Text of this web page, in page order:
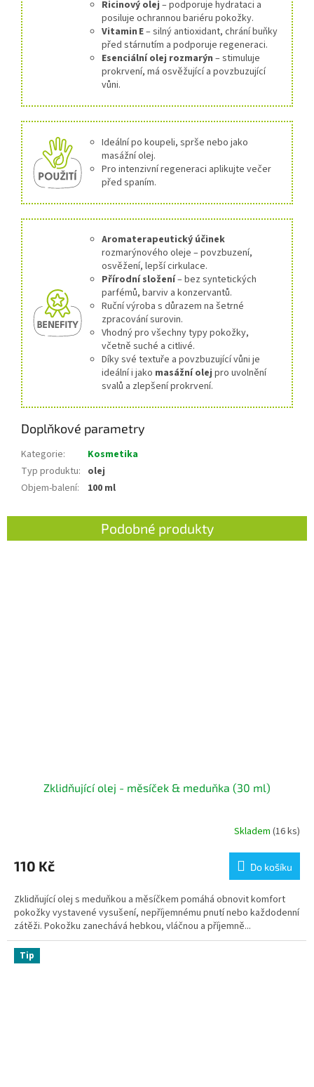
Ricinový olej – podporuje hydrataci a
posiluje ochrannou bariéru pokožky.
Vitamin E– silný antioxidant, chrání buňky
před stárnutím a podporuje regeneraci.
Esenciální olej rozmarýn – stimuluje
prokrvení, má osvěžující a povzbuzující
vůni.
Ideální po koupeli, sprše nebo jako
masážní olej.
Pro intenzivní regeneraci aplikujte večer
před spaním.
Aromaterapeutický účinek
rozmarýnového oleje – povzbuzení,
osvěžení, lepší cirkulace.
Přírodní složení– bez syntetických
parfémů, barviv a konzervantů.
Ruční výroba s důrazem na šetrné
zpracování surovin.
Vhodný pro všechny typy pokožky,
včetně suché a citlivé.
Díky své textuře a povzbuzující vůni je
ideální i jako masážní olej pro uvolnění
svalů a zlepšení prokrvení.
Doplňkové parametry
Kategorie:
Kosmetika
Typ produktu: olej
Objem-balení: 100 ml
Zklidňující olej - měsíček & meduňka (30 ml)
Skladem (16 ks)
110 Kč Do košíku
Zklidňující olej s meduňkou a měsíčkem pomáhá obnovit komfort
pokožky vystavené vysušení, nepříjemnému pnutí nebo každodenní
zátěži. Pokožku zanechává hebkou, vláčnou a příjemně...
Tip